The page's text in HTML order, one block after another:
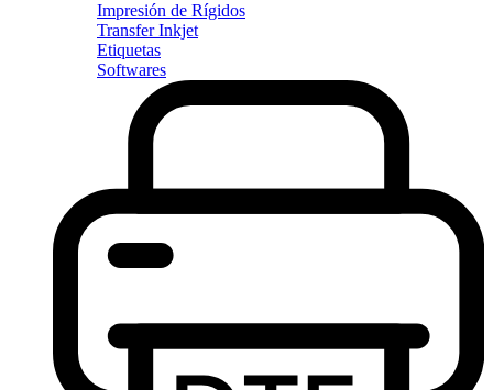
Impresión de Rígidos
Transfer Inkjet
Etiquetas
Softwares